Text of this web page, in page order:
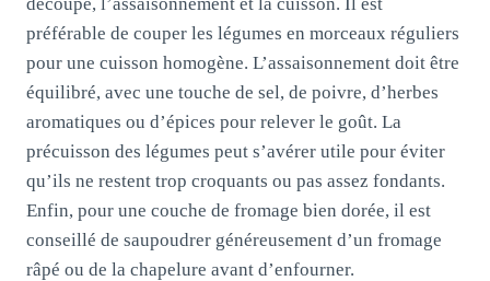
préférable de couper les légumes en morceaux réguliers
pour une cuisson homogène. L’assaisonnement doit être
équilibré, avec une touche de sel, de poivre, d’herbes
aromatiques ou d’épices pour relever le goût. La
précuisson des légumes peut s’avérer utile pour éviter
qu’ils ne restent trop croquants ou pas assez fondants.
Enfin, pour une couche de fromage bien dorée, il est
conseillé de saupoudrer généreusement d’un fromage
râpé ou de la chapelure avant d’enfourner.